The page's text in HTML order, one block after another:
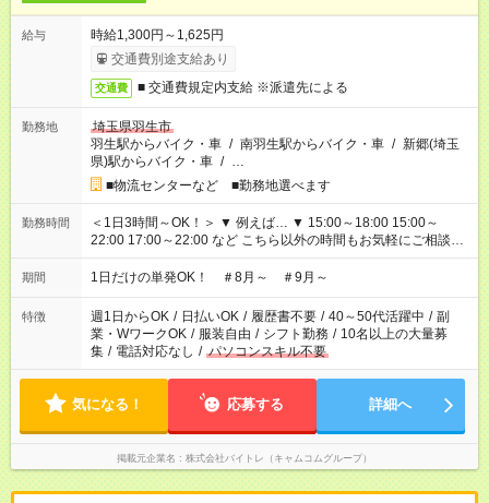
給与
時給1,300円～1,625円
交通費別途支給あり
交通費 ■ 交通費規定内支給 ※派遣先による
勤務地
埼玉県羽生市
羽生駅からバイク・車 / 南羽生駅からバイク・車 / 新郷(埼玉
県)駅からバイク・車 / …
■物流センターなど ■勤務地選べます
勤務時間
＜1日3時間～OK！＞ ▼ 例えば… ▼ 15:00～18:00 15:00～
22:00 17:00～22:00 など こちら以外の時間もお気軽にご相談く
ださい！
期間 1日だけの単発OK！ ＃8月～ ＃9月～
特徴 週1日からOK / 日払いOK / 履歴書不要 / 40～50代活躍中 / 副
業・WワークOK / 服装自由 / シフト勤務 / 10名以上の大量募
集 / 電話対応なし / パソコンスキル不要
気になる！ 応募する 詳細へ
掲載元企業名 株式会社バイトレ（キャムコムグループ）